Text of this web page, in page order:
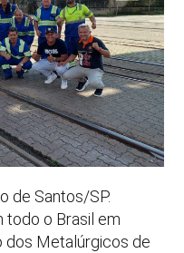
de Santos/SP.
todo o Brasil em
dos Metalúrgicos de